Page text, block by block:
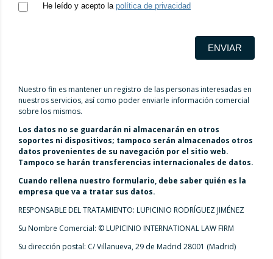
He leído y acepto la política de privacidad
Nuestro fin es mantener un registro de las personas interesadas en
nuestros servicios, así como poder enviarle información comercial
sobre los mismos.
Los datos no se guardarán ni almacenarán en otros
soportes ni dispositivos; tampoco serán almacenados otros
datos provenientes de su navegación por el sitio web.
Tampoco se harán transferencias internacionales de datos.
Cuando rellena nuestro formulario, debe saber quién es la
empresa que va a tratar sus datos.
RESPONSABLE DEL TRATAMIENTO: LUPICINIO RODRÍGUEZ JIMÉNEZ
Su Nombre Comercial: © LUPICINIO INTERNATIONAL LAW FIRM
Su dirección postal: C/ Villanueva, 29 de Madrid 28001 (Madrid)
ENVIAR